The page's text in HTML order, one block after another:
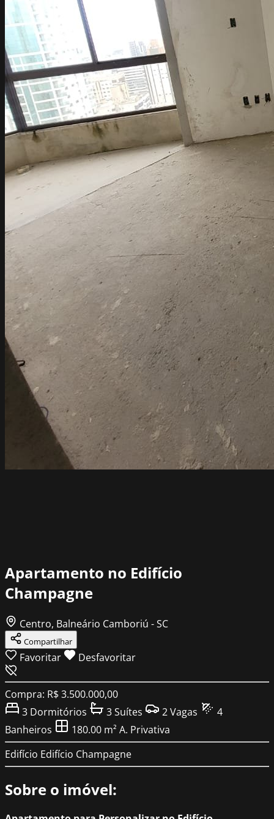
Apartamento no Edifício
Champagne
Centro, Balneário Camboriú - SC
Compartilhar
Favoritar Desfavoritar
Compra: R$ 3.500.000,00
3 Dormitórios 3Suítes 2Vagas
4
Banheiros
180.00 m² A. Privativa
Edifício Edifício Champagne
Sobre o imóvel: